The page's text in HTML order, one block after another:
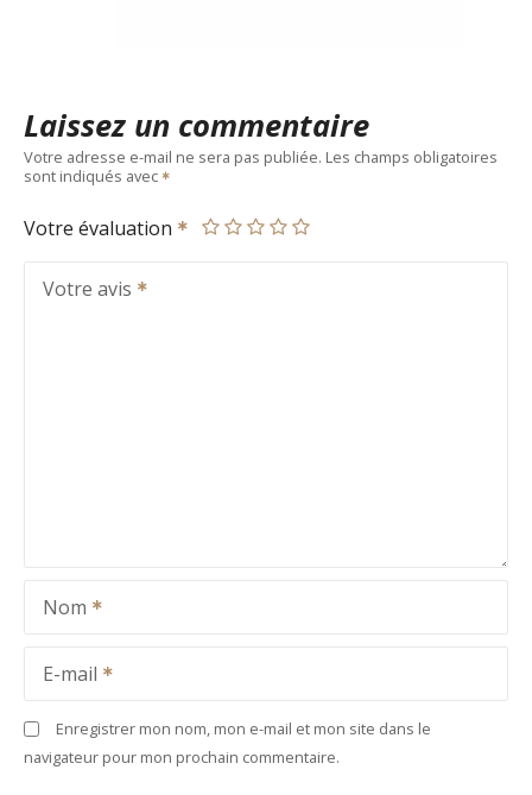
Laissez un commentaire
Votre adresse e-mail ne sera pas publiée. Les champs obligatoires
sont indiqués avec
Votre évaluation
Votre avis
Nom
E-mail
Enregistrer mon nom, mon e-mail et mon site dans le
navigateur pour mon prochain commentaire.